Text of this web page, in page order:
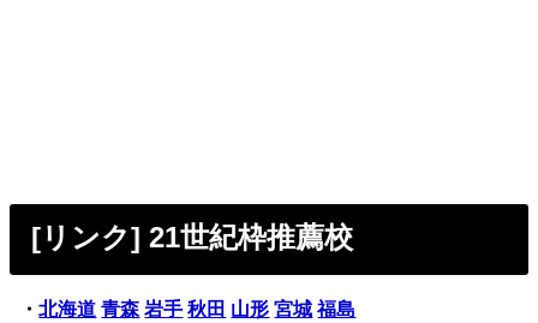
[リンク] 21世紀枠推薦校
・北海道 青森 岩手 秋田 山形 宮城 福島